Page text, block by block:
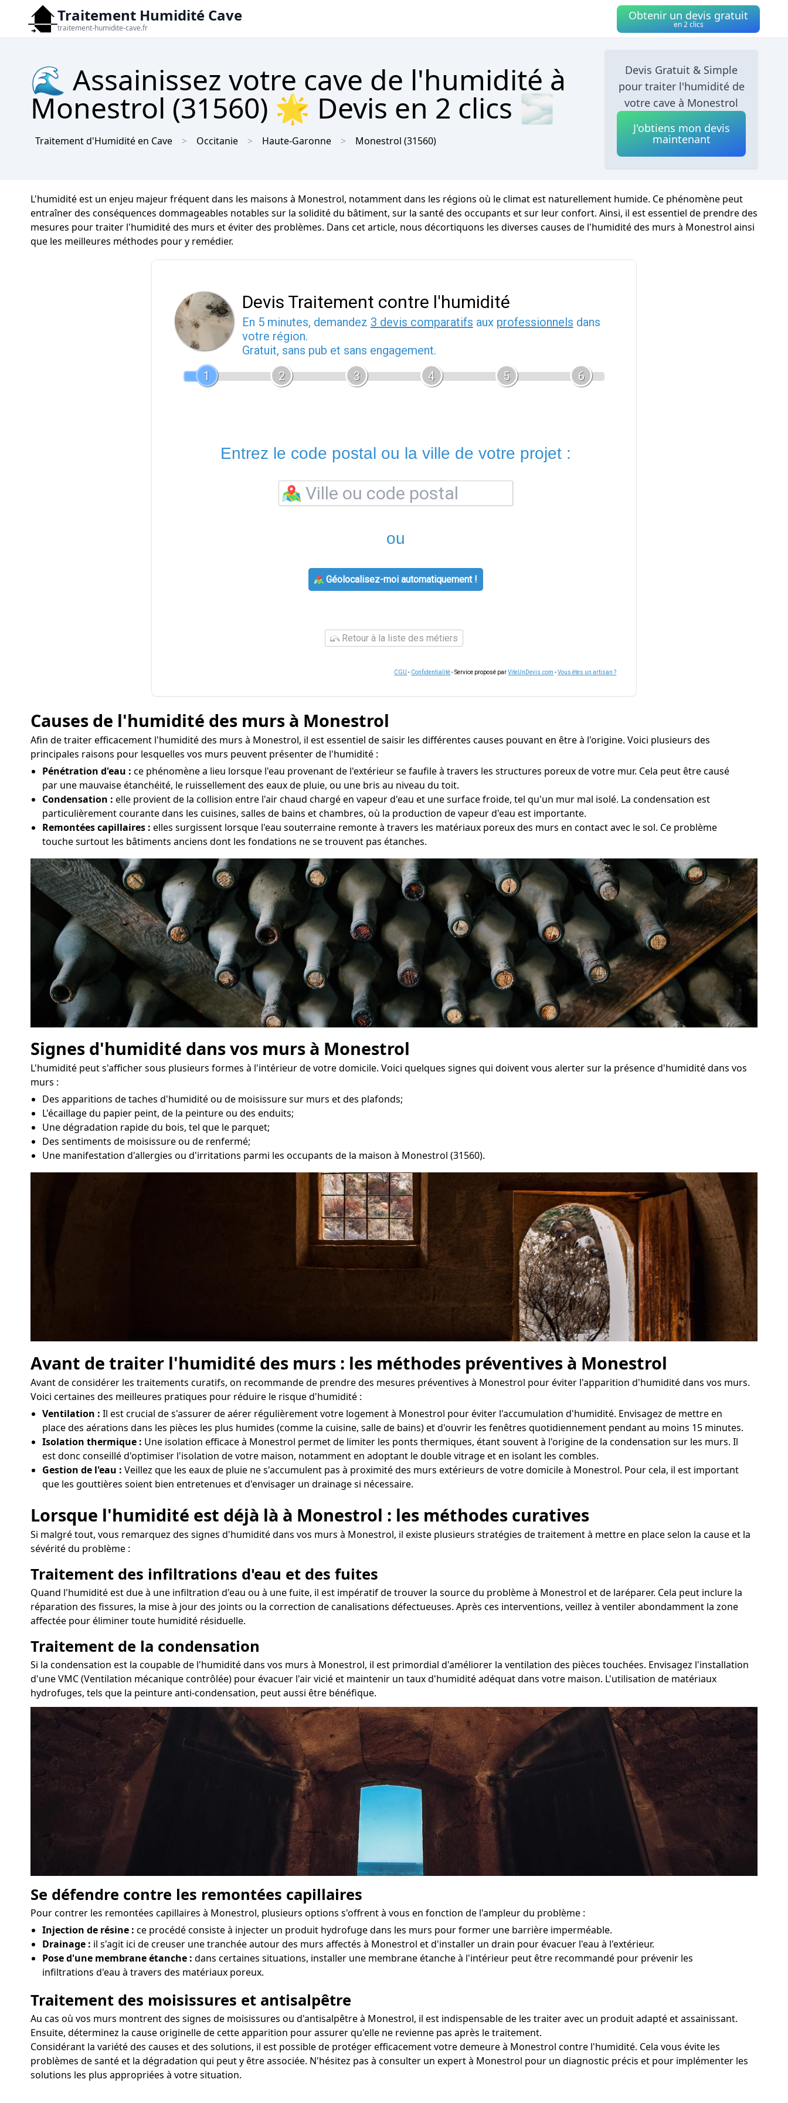
Traitement Humidité Cave
traitement-humidite-cave.fr
Obtenir un devis gratuit
en 2 clics
🌊 Assainissez votre cave de l'humidité à
Monestrol (31560) 🌟 Devis en 2 clics 🌫
Traitement d'Humidité en Cave Occitanie Haute-Garonne Monestrol (31560)
Devis Gratuit & Simple
pour traiter l'humidité de
votre cave à Monestrol
J'obtiens mon devis
maintenant
L'humidité est un enjeu majeur fréquent dans les maisons à Monestrol, notamment dans les régions où le climat est naturellement humide. Ce phénomène peut
entraîner des conséquences dommageables notables sur la solidité du bâtiment, sur la santé des occupants et sur leur confort. Ainsi, il est essentiel de prendre des
mesures pour traiter l'humidité des murs et éviter des problèmes. Dans cet article, nous décortiquons les diverses causes de l'humidité des murs à Monestrol ainsi
que les meilleures méthodes pour y remédier.
Devis Traitement contre l'humidité
En 5 minutes, demandez 3 devis comparatifs aux professionnels dans
votre région.
Gratuit, sans pub et sans engagement.
1
2 3 4 5 6
Entrez le code postal ou la ville de votre projet :
ou
Géolocalisez-moi automatiquement !
Retour à la liste des métiers
CGU - Confidentialité- Service proposé parViteUnDevis.com -Vous êtes un artisan ?
Causes de l'humidité des murs à Monestrol
Afin de traiter efficacement l'humidité des murs à Monestrol, il est essentiel de saisir les différentes causes pouvant en être à l'origine. Voici plusieurs des
principales raisons pour lesquelles vos murs peuvent présenter de l'humidité :
Pénétration d'eau : ce phénomène a lieu lorsque l'eau provenant de l'extérieur se faufile à travers les structures poreux de votre mur. Cela peut être causé
par une mauvaise étanchéité, le ruissellement des eaux de pluie, ou une bris au niveau du toit.
Condensation : elle provient de la collision entre l'air chaud chargé en vapeur d'eau et une surface froide, tel qu'un mur mal isolé. La condensation est
particulièrement courante dans les cuisines, salles de bains et chambres, où la production de vapeur d'eau est importante.
Remontées capillaires : elles surgissent lorsque l'eau souterraine remonte à travers les matériaux poreux des murs en contact avec le sol. Ce problème
touche surtout les bâtiments anciens dont les fondations ne se trouvent pas étanches.
Signes d'humidité dans vos murs à Monestrol
L'humidité peut s'afficher sous plusieurs formes à l'intérieur de votre domicile. Voici quelques signes qui doivent vous alerter sur la présence d'humidité dans vos
murs :
Des apparitions de taches d'humidité ou de moisissure sur murs et des plafonds;
L'écaillage du papier peint, de la peinture ou des enduits;
Une dégradation rapide du bois, tel que le parquet;
Des sentiments de moisissure ou de renfermé;
Une manifestation d'allergies ou d'irritations parmi les occupants de la maison à Monestrol (31560).
Avant de traiter l'humidité des murs : les méthodes préventives à Monestrol
Avant de considérer les traitements curatifs, on recommande de prendre des mesures préventives à Monestrol pour éviter l'apparition d'humidité dans vos murs.
Voici certaines des meilleures pratiques pour réduire le risque d'humidité :
Ventilation : Il est crucial de s'assurer de aérer régulièrement votre logement à Monestrol pour éviter l'accumulation d'humidité. Envisagez de mettre en
place des aérations dans les pièces les plus humides (comme la cuisine, salle de bains) et d'ouvrir les fenêtres quotidiennement pendant au moins 15 minutes.
Isolation thermique : Une isolation efficace à Monestrol permet de limiter les ponts thermiques, étant souvent à l'origine de la condensation sur les murs. Il
est donc conseillé d'optimiser l'isolation de votre maison, notamment en adoptant le double vitrage et en isolant les combles.
Gestion de l'eau : Veillez que les eaux de pluie ne s'accumulent pas à proximité des murs extérieurs de votre domicile à Monestrol. Pour cela, il est important
que les gouttières soient bien entretenues et d'envisager un drainage si nécessaire.
Lorsque l'humidité est déjà là à Monestrol : les méthodes curatives
Si malgré tout, vous remarquez des signes d'humidité dans vos murs à Monestrol, il existe plusieurs stratégies de traitement à mettre en place selon la cause et la
sévérité du problème :
Traitement des infiltrations d'eau et des fuites
Quand l'humidité est due à une infiltration d'eau ou à une fuite, il est impératif de trouver la source du problème à Monestrol et de laréparer. Cela peut inclure la
réparation des fissures, la mise à jour des joints ou la correction de canalisations défectueuses. Après ces interventions, veillez à ventiler abondamment la zone
affectée pour éliminer toute humidité résiduelle.
Traitement de la condensation
Si la condensation est la coupable de l'humidité dans vos murs à Monestrol, il est primordial d'améliorer la ventilation des pièces touchées. Envisagez l'installation
d'une VMC (Ventilation mécanique contrôlée) pour évacuer l'air vicié et maintenir un taux d'humidité adéquat dans votre maison. L'utilisation de matériaux
hydrofuges, tels que la peinture anti-condensation, peut aussi être bénéfique.
Se défendre contre les remontées capillaires
Pour contrer les remontées capillaires à Monestrol, plusieurs options s'offrent à vous en fonction de l'ampleur du problème :
Injection de résine : ce procédé consiste à injecter un produit hydrofuge dans les murs pour former une barrière imperméable.
Drainage : il s'agit ici de creuser une tranchée autour des murs affectés à Monestrol et d'installer un drain pour évacuer l'eau à l'extérieur.
Pose d'une membrane étanche : dans certaines situations, installer une membrane étanche à l'intérieur peut être recommandé pour prévenir les
infiltrations d'eau à travers des matériaux poreux.
Traitement des moisissures et antisalpêtre
Au cas où vos murs montrent des signes de moisissures ou d'antisalpêtre à Monestrol, il est indispensable de les traiter avec un produit adapté et assainissant.
Ensuite, déterminez la cause originelle de cette apparition pour assurer qu'elle ne revienne pas après le traitement.
Considérant la variété des causes et des solutions, il est possible de protéger efficacement votre demeure à Monestrol contre l'humidité. Cela vous évite les
problèmes de santé et la dégradation qui peut y être associée. N'hésitez pas à consulter un expert à Monestrol pour un diagnostic précis et pour implémenter les
solutions les plus appropriées à votre situation.